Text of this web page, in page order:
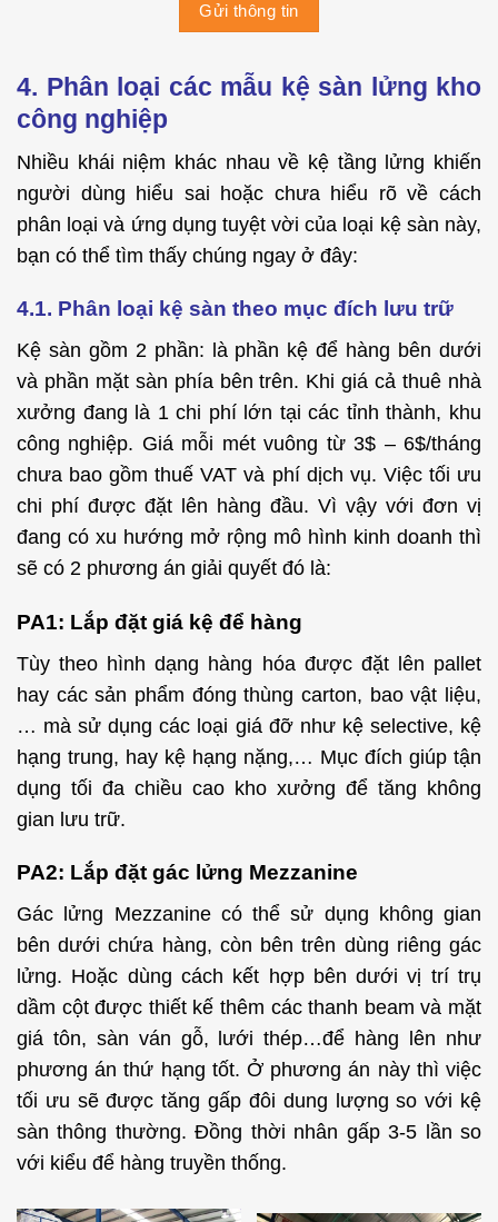
4. Phân loại các mẫu kệ sàn lửng kho
công nghiệp
Nhiều khái niệm khác nhau về kệ tầng lửng khiến
người dùng hiểu sai hoặc chưa hiểu rõ về cách
phân loại và ứng dụng tuyệt vời của loại kệ sàn này,
bạn có thể tìm thấy chúng ngay ở đây:
4.1. Phân loại kệ sàn theo mục đích lưu trữ
Kệ sàn gồm 2 phần: là phần kệ để hàng bên dưới
và phần mặt sàn phía bên trên. Khi giá cả thuê nhà
xưởng đang là 1 chi phí lớn tại các tỉnh thành, khu
công nghiệp. Giá mỗi mét vuông từ 3$ – 6$/tháng
chưa bao gồmthuế VAT và phí dịch vụ. Việc tối ưu
chi phí được đặt lên hàng đầu. Vì vậy với đơn vị
đang có xu hướng mở rộng mô hình kinh doanh thì
sẽ có 2 phương án giải quyết đó là:
PA1: Lắp đặt giá kệ để hàng
Tùy theo hình dạng hàng hóa được đặt lên pallet
hay các sản phẩm đóng thùng carton, bao vật liệu,
… mà sử dụng các loại giá đỡ như kệ selective, kệ
hạng trung, hay kệ hạng nặng,… Mục đích giúp tận
dụng tối đa chiều cao kho xưởng để tăng không
gian lưu trữ.
PA2: Lắp đặt gác lửng Mezzanine
Gác lửng Mezzanine có thể sử dụng không gian
bên dưới chứa hàng, còn bên trên dùng riêng gác
lửng. Hoặc dùng cách kết hợp bên dưới vị trí trụ
dầm cột được thiết kế thêm các thanh beam và mặt
giá tôn, sàn ván gỗ, lưới thép…để hàng lên như
phương án thứ hạng tốt. Ở phương án này thì việc
tối ưu sẽ được tăng gấp đôi dung lượng so với kệ
sàn thông thường. Đồng thời nhân gấp 3-5 lần so
với kiểu để hàng truyền thống.